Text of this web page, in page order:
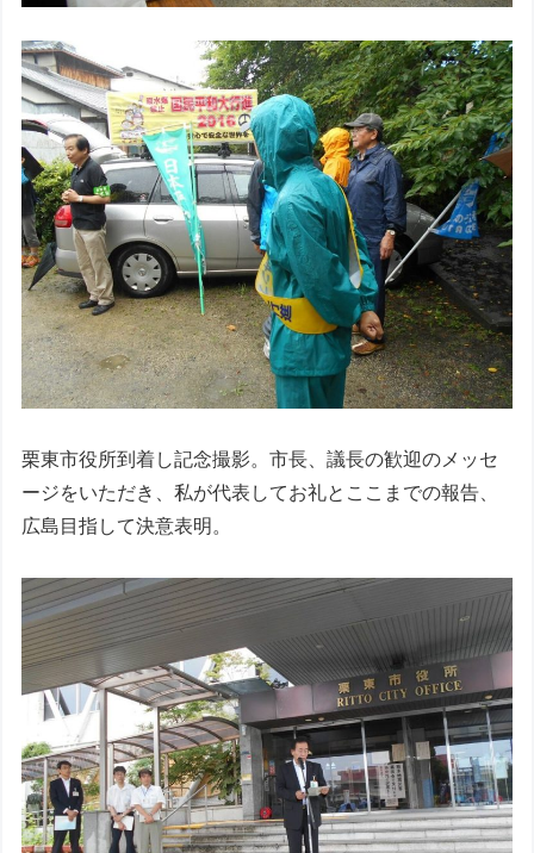
栗東市役所到着し記念撮影。市長、議長の歓迎のメッセ
ージをいただき、私が代表してお礼とここまでの報告、
広島目指して決意表明。